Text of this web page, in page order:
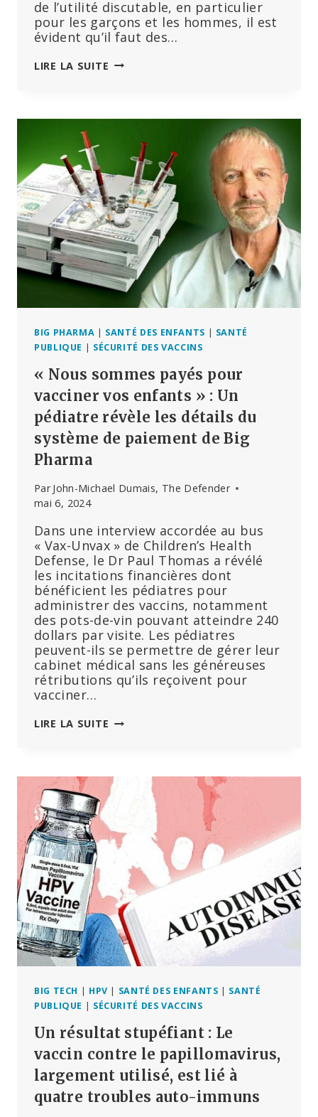
de l’utilité discutable, en particulier
pour les garçons et les hommes, il est
évident qu’il faut des…
LIRE LA SUITE VACCINATION
COMBINAISON
L’INDUSTRIE
PHARMACEUTIQUE
ET
DE
LA
MÉDECINE
BIG PHARMA | SANTÉ DES ENFANTS | SANTÉ
PUBLIQUE | SÉCURITÉ DES VACCINS
« Nous sommes payés pour
vacciner vos enfants » : Un
pédiatre révèle les détails du
système de paiement de Big
Pharma
Par John-Michael Dumais, The Defender
mai 6, 2024
Dans une interview accordée au bus
« Vax-Unvax » de Children’s Health
Defense, le Dr Paul Thomas a révélé
les incitations financières dont
bénéficient les pédiatres pour
administrer des vaccins, notamment
des pots-de-vin pouvant atteindre 240
dollars par visite. Les pédiatres
peuvent-ils se permettre de gérer leur
cabinet médical sans les généreuses
rétributions qu’ils reçoivent pour
vacciner…
LIRE LA SUITE « NOUS
VACCINER
VOS
ENFANTS »
:
UN
RÉVÈLE
LES
DÉTAILS
DU
SYSTÈME
DE
PAIEMENT
BIG
PHARMA
BIG TECH | HPV | SANTÉ DES ENFANTS | SANTÉ
PUBLIQUE | SÉCURITÉ DES VACCINS
Un résultat stupéfiant : Le
vaccin contre le papillomavirus,
largement utilisé, est lié à
quatre troubles auto-immuns